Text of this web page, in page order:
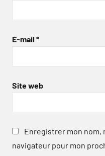
E-mail *
Site web
Enregistrer mon nom,
navigateur pour mon